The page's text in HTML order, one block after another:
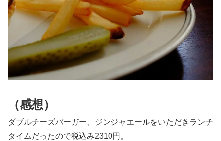
（感想）
ダブルチーズバーガー、ジンジャエールをいただきランチ
タイムだったので税込み2310円。